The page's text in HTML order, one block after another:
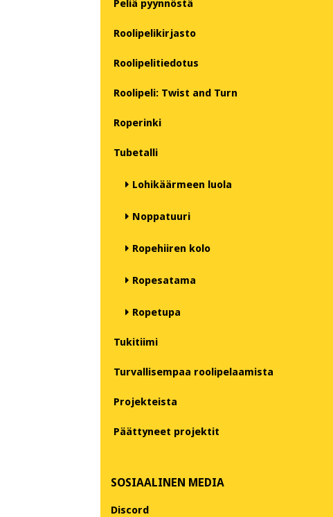
Peliä pyynnöstä
Roolipelikirjasto
Roolipelitiedotus
Roolipeli: Twist and Turn
Roperinki
Tubetalli
Lohikäärmeen luola
Noppatuuri
Ropehiiren kolo
Ropesatama
Ropetupa
Tukitiimi
Turvallisempaa roolipelaamista
Projekteista
Päättyneet projektit
SOSIAALINEN MEDIA
Discord